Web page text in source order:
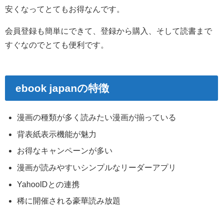
安くなってとてもお得なんです。
会員登録も簡単にできて、登録から購入、そして読書まで
すぐなのでとても便利です。
ebook japanの特徴
漫画の種類が多く読みたい漫画が揃っている
背表紙表示機能が魅力
お得なキャンペーンが多い
漫画が読みやすいシンプルなリーダーアプリ
YahooIDとの連携
稀に開催される豪華読み放題